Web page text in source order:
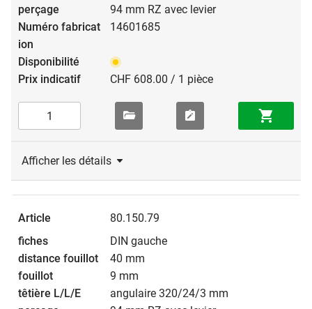
94 mm RZ avec levier
14601685
CHF 608.00 / 1 pièce
Afficher les détails
80.150.79
DIN gauche
40 mm
9 mm
angulaire 320/24/3 mm